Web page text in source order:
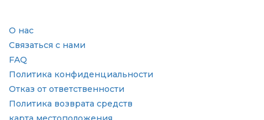
О нас
Связаться с нами
FAQ
Политика конфиденциальности
Отказ от ответственности
Политика возврата средств